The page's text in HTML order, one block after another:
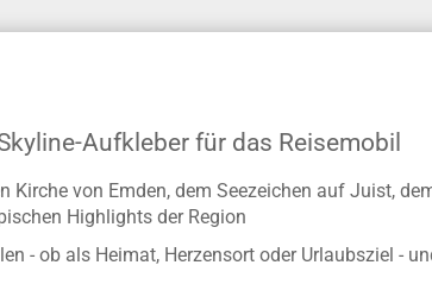
Aufkleber für das Reisemobil
von Emden, dem Seezeichen auf Juist,
Highlights der Region
- ob als Heimat, Herzensort oder Urlaubsziel -